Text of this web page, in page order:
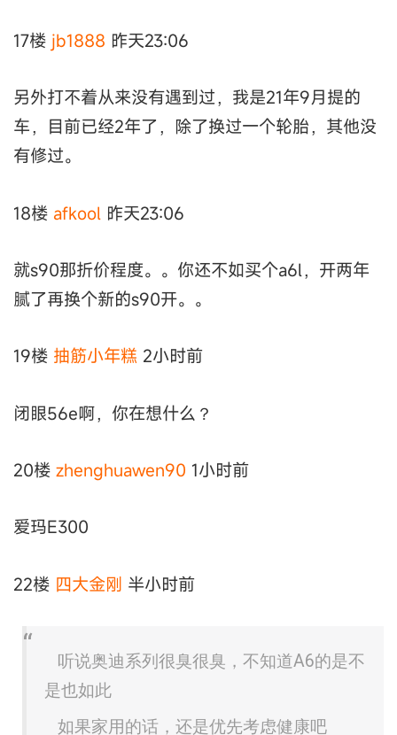
17楼 jb1888 昨天23:06
另外打不着从来没有遇到过，我是21年9月提的
车，目前已经2年了，除了换过一个轮胎，其他没
有修过。
18楼 afkool 昨天23:06
就s90那折价程度。。你还不如买个a6l，开两年
腻了再换个新的s90开。。
19楼 抽筋小年糕 2小时前
闭眼56e啊，你在想什么？
20楼 zhenghuawen90 1小时前
爱玛E300
22楼 四大金刚 半小时前
听说奥迪系列很臭很臭，不知道A6的是不
是也如此
如果家用的话，还是优先考虑健康吧